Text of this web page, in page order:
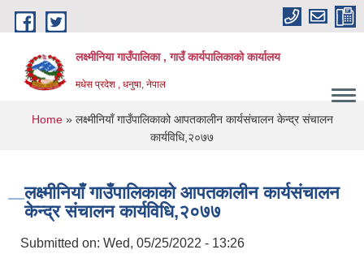
Skip to main content
लक्ष्मीनिया गाउँपालिका , गाउँ कार्यपालिकाको कार्यालय
मधेस प्रदेश , धनुषा, नेपाल
You are here
Home» लक्ष्मीनियाँ गाउँपालिकाको आपतकालीन कार्यसंचालन केन्द्र संचालन
कार्यविधि,२०७७
लक्ष्मीनियाँ गाउँपालिकाको आपतकालीन कार्यसंचालन
केन्द्र संचालन कार्यविधि,२०७७
Submitted on: Wed, 05/25/2022 - 13:26